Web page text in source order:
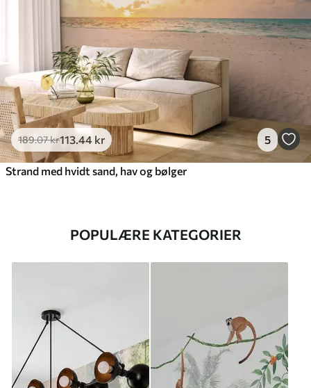
189.07kr113.44 kr 5
Strand med hvidt sand, hav og bølger
POPULÆRE KATEGORIER